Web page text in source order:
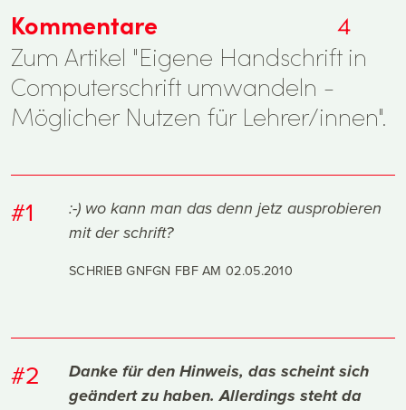
Kommentare
4
Zum Artikel "Eigene Handschrift in
Computerschrift umwandeln -
Möglicher Nutzen für Lehrer/innen".
#1
:-) wo kann man das denn jetz ausprobieren
mit der schrift?
SCHRIEB GNFGN FBF AM02.05.2010
#2
Danke für den Hinweis, das scheint sich
geändert zu haben. Allerdings steht da